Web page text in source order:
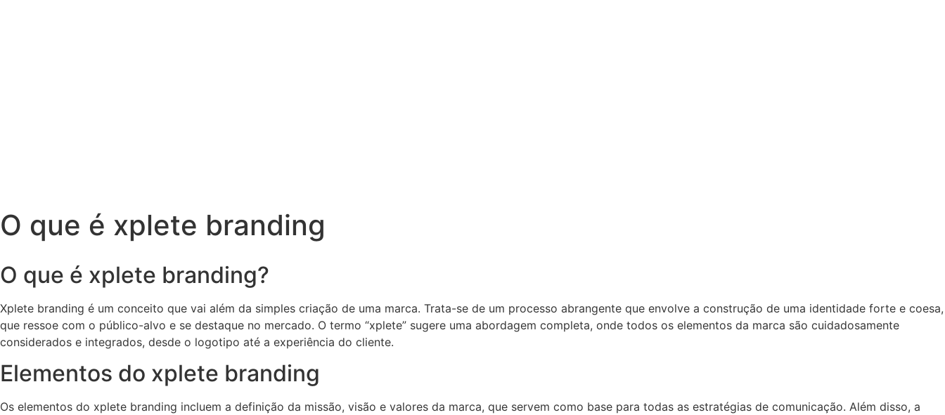
O que é xplete branding
O que é xplete branding?
Xplete branding é um conceito que vai além da simples criação de uma marca. Trata-se de um processo abrangente que envolve a construção de uma identidade forte e coesa,
que ressoe com o público-alvo e se destaque no mercado. O termo “xplete” sugere uma abordagem completa, onde todos os elementos da marca são cuidadosamente
considerados e integrados, desde o logotipo até a experiência do cliente.
Elementos do xplete branding
Os elementos do xplete branding incluem a definição da missão, visão e valores da marca, que servem como base para todas as estratégias de comunicação. Além disso, a